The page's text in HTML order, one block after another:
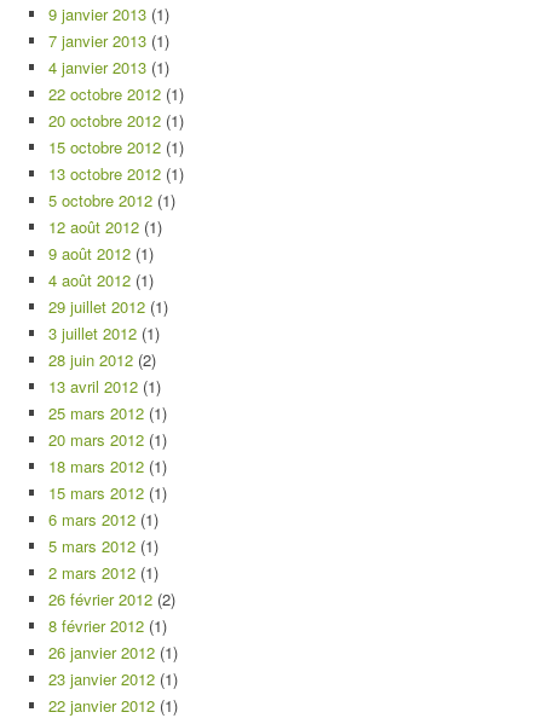
9 janvier 2013 (1)
7 janvier 2013 (1)
4 janvier 2013 (1)
22 octobre 2012 (1)
20 octobre 2012 (1)
15 octobre 2012 (1)
13 octobre 2012 (1)
5 octobre 2012 (1)
12 août 2012 (1)
9 août 2012 (1)
4 août 2012 (1)
29 juillet 2012 (1)
3 juillet 2012 (1)
28 juin 2012 (2)
13 avril 2012 (1)
25 mars 2012 (1)
20 mars 2012 (1)
18 mars 2012 (1)
15 mars 2012 (1)
6 mars 2012 (1)
5 mars 2012 (1)
2 mars 2012 (1)
26 février 2012 (2)
8 février 2012 (1)
26 janvier 2012 (1)
23 janvier 2012 (1)
22 janvier 2012 (1)